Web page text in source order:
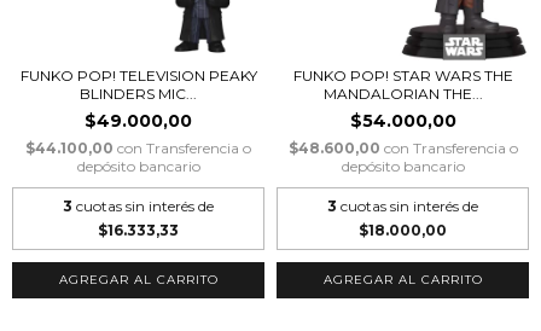
FUNKO POP! TELEVISION PEAKY
BLINDERS MIC...
$49.000,00
$44.100,00 con Transferencia o
depósito bancario
3 cuotas sin interés de
$16.333,33
FUNKO POP! STAR WARS THE
MANDALORIAN THE...
$54.000,00
$48.600,00 con Transferencia o
depósito bancario
3 cuotas sin interés de
$18.000,00